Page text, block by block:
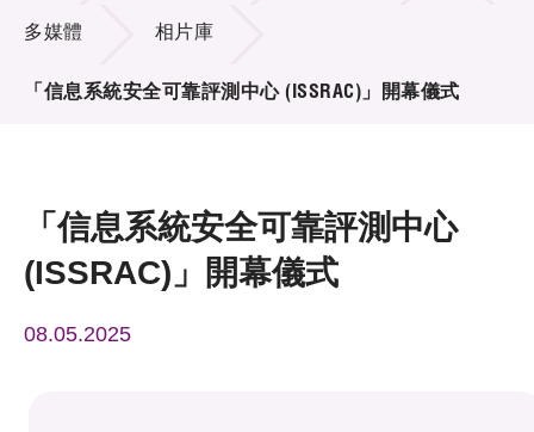
項目及資助計劃
多媒體 相片庫
「信息系統安全可靠評測中心 (ISSRAC)」開幕儀式
「信息系統安全可靠評測中心
(ISSRAC)」開幕儀式
08.05.2025